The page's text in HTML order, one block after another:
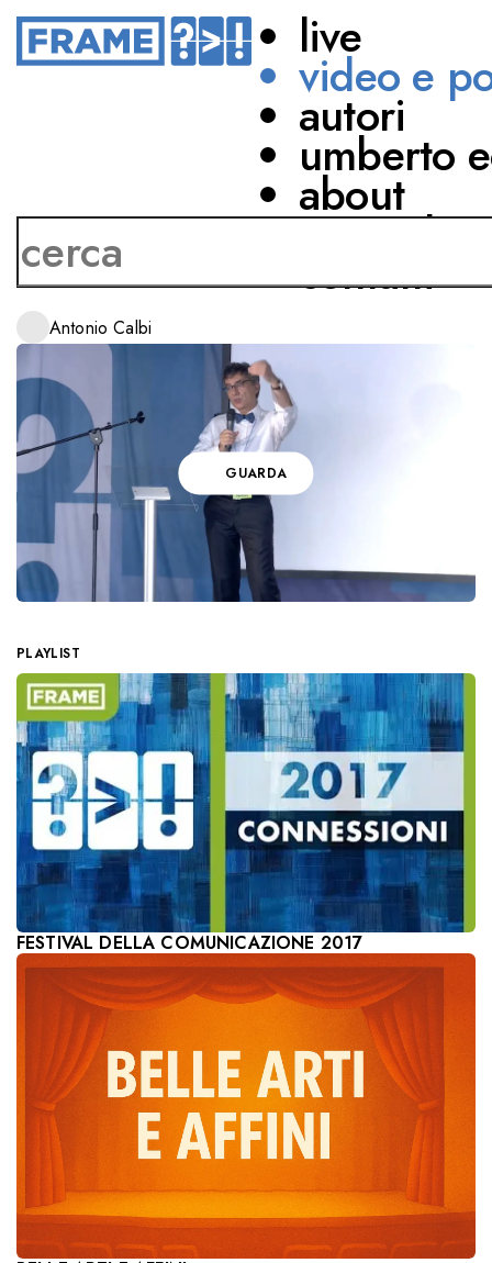
live
video e
autori
umberto
about
network
contatti
IL TEATRO COME
PARLAMENTO
SOCIALE
Antonio Calbi
GUARDA
PLAYLIST
FESTIVAL DELLA COMUNICAZIONE 2017